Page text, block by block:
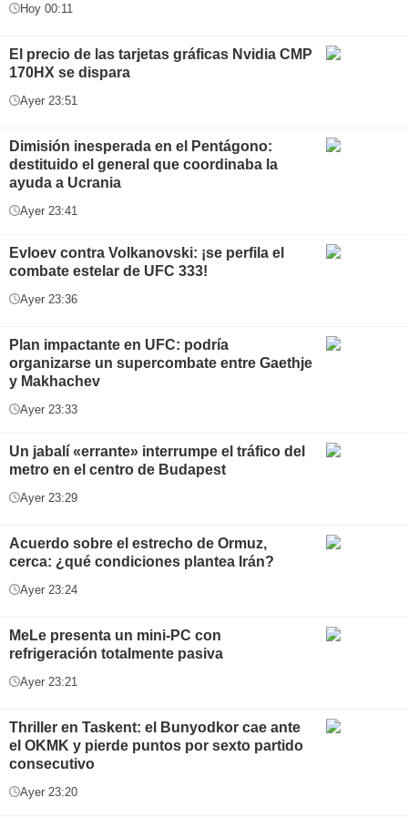
Hoy 00:11
El precio de las tarjetas gráficas Nvidia CMP
170HX se dispara
Ayer 23:51
Dimisión inesperada en el Pentágono:
destituido el general que coordinaba la
ayuda a Ucrania
Ayer 23:41
Evloev contra Volkanovski: ¡se perfila el
combate estelar de UFC 333!
Ayer 23:36
Plan impactante en UFC: podría
organizarse un supercombate entre Gaethje
y Makhachev
Ayer 23:33
Un jabalí «errante» interrumpe el tráfico del
metro en el centro de Budapest
Ayer 23:29
Acuerdo sobre el estrecho de Ormuz,
cerca: ¿qué condiciones plantea Irán?
Ayer 23:24
MeLe presenta un mini-PC con
refrigeración totalmente pasiva
Ayer 23:21
Thriller en Taskent: el Bunyodkor cae ante
el OKMK y pierde puntos por sexto partido
consecutivo
Ayer 23:20